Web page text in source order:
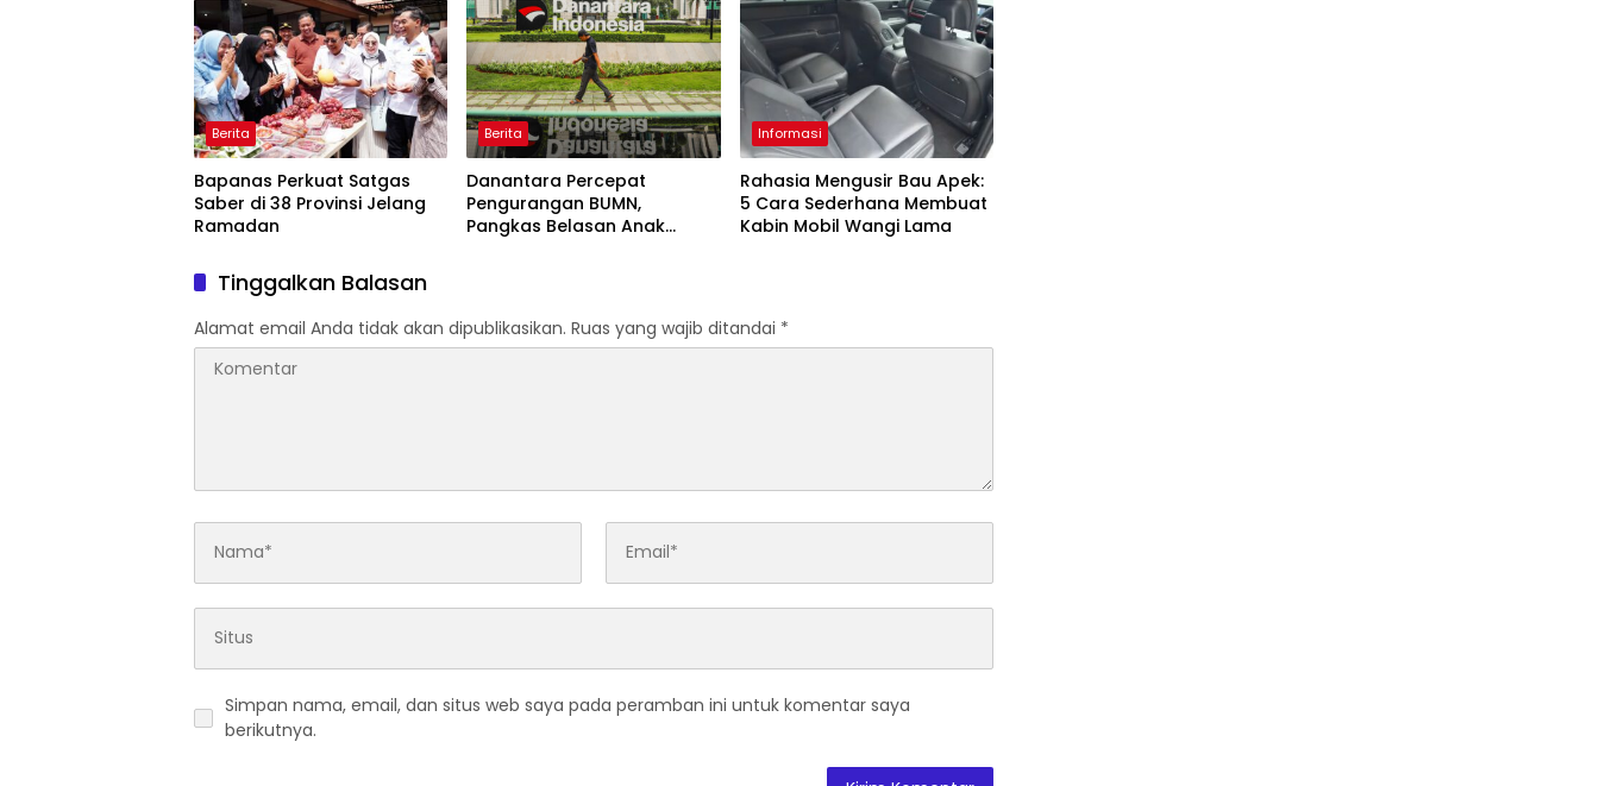
Berita
Bapanas Perkuat Satgas
Saber di 38 Provinsi Jelang
Ramadan
Berita
Danantara Percepat
Pengurangan BUMN,
Pangkas Belasan Anak
Informasi
Rahasia Mengusir Bau Apek:
5 Cara Sederhana Membuat
Kabin Mobil Wangi Lama
Tinggalkan Balasan
Alamat email Anda tidak akan dipublikasikan. Ruas yang wajib ditandai *
Simpan nama, email, dan situs web saya pada peramban ini untuk komentar saya
berikutnya.